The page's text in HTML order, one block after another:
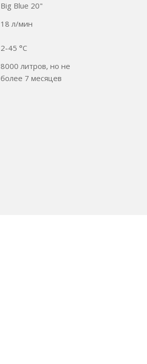
Big Blue 20"
18 л/мин
2-45 °C
8000 литров, но не
более 7 месяцев